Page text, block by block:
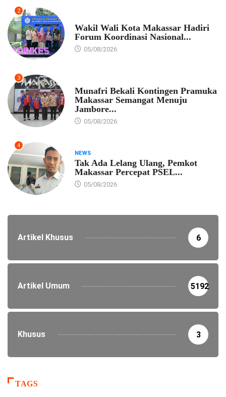
2
Wakil Wali Kota Makassar Hadiri
Forum Koordinasi Nasional...
05/08/2026
3
Munafri Bekali Kontingen Pramuka
Makassar Semangat Menuju
Jambore...
05/08/2026
4
NEWS
Tak Ada Lelang Ulang, Pemkot
Makassar Percepat PSEL...
05/08/2026
Artikel Khusus 6
Artikel Umum 5192
Khusus 3
TAGS